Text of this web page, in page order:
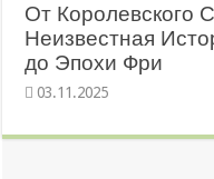
От Королевского
Неизвестная
до Эпохи Фри
03.11.2025